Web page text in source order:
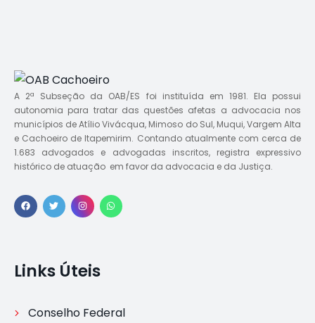
A 2ª Subseção da OAB/ES foi instituída em 1981. Ela possui
autonomia para tratar das questões afetas a advocacia nos
municípios de Atílio Vivácqua, Mimoso do Sul, Muqui, Vargem Alta
e Cachoeiro de Itapemirim. Contando atualmente com cerca de
1.683 advogados e advogadas inscritos, registra expressivo
histórico de atuação em favor da advocacia e da Justiça.
Links Úteis
Conselho Federal